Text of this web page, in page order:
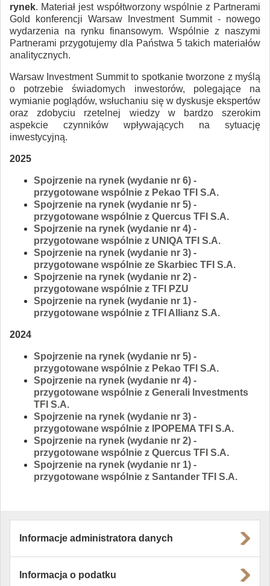
rynek. Materiał jest współtworzony wspólnie z Partnerami
Gold konferencji Warsaw Investment Summit - nowego
wydarzenia na rynku finansowym. Wspólnie z naszymi
Partnerami przygotujemy dla Państwa 5 takich materiałów
analitycznych.
Warsaw Investment Summit to spotkanie tworzone z myślą
o potrzebie świadomych inwestorów, polegające na
wymianie poglądów, wsłuchaniu się w dyskusje ekspertów
oraz zdobyciu rzetelnej wiedzy w bardzo szerokim
aspekcie czynników wpływających na sytuację
inwestycyjną.
2025
Spojrzenie na rynek (wydanie nr 6) -
przygotowane wspólnie z Pekao TFI S.A.
Spojrzenie na rynek (wydanie nr 5) -
przygotowane wspólnie z Quercus TFI S.A.
Spojrzenie na rynek (wydanie nr 4) -
przygotowane wspólnie z UNIQA TFI S.A.
Spojrzenie na rynek (wydanie nr 3) -
przygotowane wspólnie ze Skarbiec TFI S.A.
Spojrzenie na rynek (wydanie nr 2) -
przygotowane wspólnie z TFI PZU
Spojrzenie na rynek (wydanie nr 1) -
przygotowane wspólnie z TFI Allianz S.A.
2024
Spojrzenie na rynek (wydanie nr 5) -
przygotowane wspólnie z Pekao TFI S.A.
Spojrzenie na rynek (wydanie nr 4) -
przygotowane wspólnie z Generali Investments
TFI S.A.
Spojrzenie na rynek (wydanie nr 3) -
przygotowane wspólnie z IPOPEMA TFI S.A.
Spojrzenie na rynek (wydanie nr 2) -
przygotowane wspólnie z Quercus TFI S.A.
Spojrzenie na rynek (wydanie nr 1) -
przygotowane wspólnie z Santander TFI S.A.
Informacje administratora danych
Informacja o podatku